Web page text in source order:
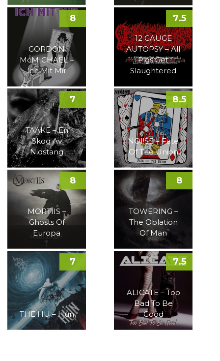
GORDON
McMICHAEL –
Ich Mit Mir
8
12 GAUGE
AUTOPSY – All
Pigs Get
Slaughtered
7.5
TAAKE – En
Skog Av
Nidstang
7
NOI!SE – Fate
Of The Union
8.5
MORTIIS –
Ghosts Of
Europa
8
TOWERING –
The Oblation
Of Man
8
THE HU – Hun
7
ALICATE – Too
Bad To Be
Good
7.5